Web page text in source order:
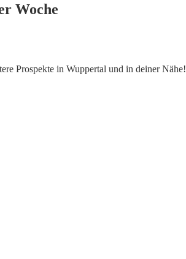
Woche
Prospekte in Wuppertal und in deiner Nähe!